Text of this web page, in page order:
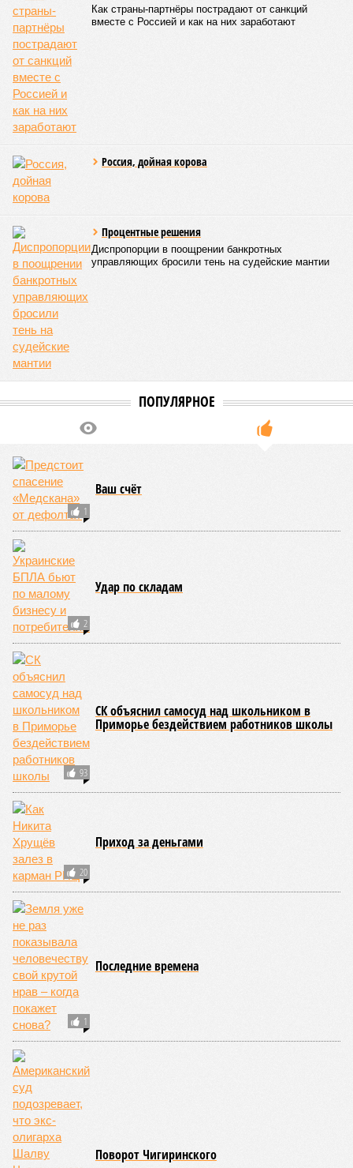
Как страны-партнёры пострадают от санкций
вместе с Россией и как на них заработают
Россия, дойная корова
Процентные решения
Диспропорции в поощрении банкротных
управляющих бросили тень на судейские мантии
ПОПУЛЯРНОЕ
1
Ваш счёт
2
Удар по складам
93
СК объяснил самосуд над школьником в
Приморье бездействием работников школы
20
Приход за деньгами
1
Последние времена
Поворот Чигиринского